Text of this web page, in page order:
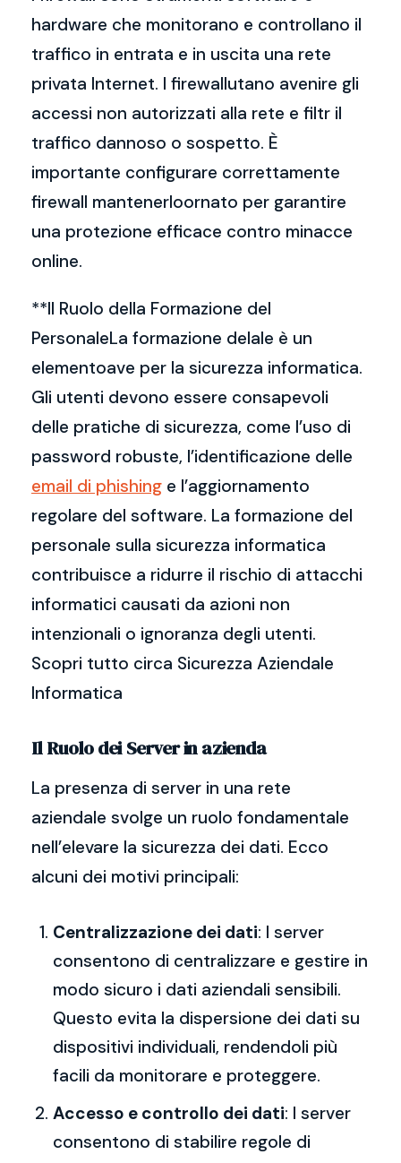
hardware che monitorano e controllano il
traffico in entrata e in uscita una rete
privata Internet. I firewallutano avenire gli
accessi non autorizzati alla rete e filtr il
traffico dannoso o sospetto. È
importante configurare correttamente
firewall mantenerloornato per garantire
una protezione efficace contro minacce
online.
**Il Ruolo della Formazione del
PersonaleLa formazione delale è un
elementoave per la sicurezza informatica.
Gli utenti devono essere consapevoli
delle pratiche di sicurezza, come l’uso di
password robuste, l’identificazione delle
email di phishing e l’aggiornamento
regolare del software. La formazione del
personale sulla sicurezza informatica
contribuisce a ridurre il rischio di attacchi
informatici causati da azioni non
intenzionali o ignoranza degli utenti.
Scopri tutto circa Sicurezza Aziendale
Informatica
Il Ruolo dei Server in azienda
La presenza di server in una rete
aziendale svolge un ruolo fondamentale
nell’elevare la sicurezza dei dati. Ecco
alcuni dei motivi principali:
Centralizzazione dei dati: I server
consentono di centralizzare e gestire in
modo sicuro i dati aziendali sensibili.
Questo evita la dispersione dei dati su
dispositivi individuali, rendendoli più
facili da monitorare e proteggere.
Accesso e controllo dei dati: I server
consentono di stabilire regole di